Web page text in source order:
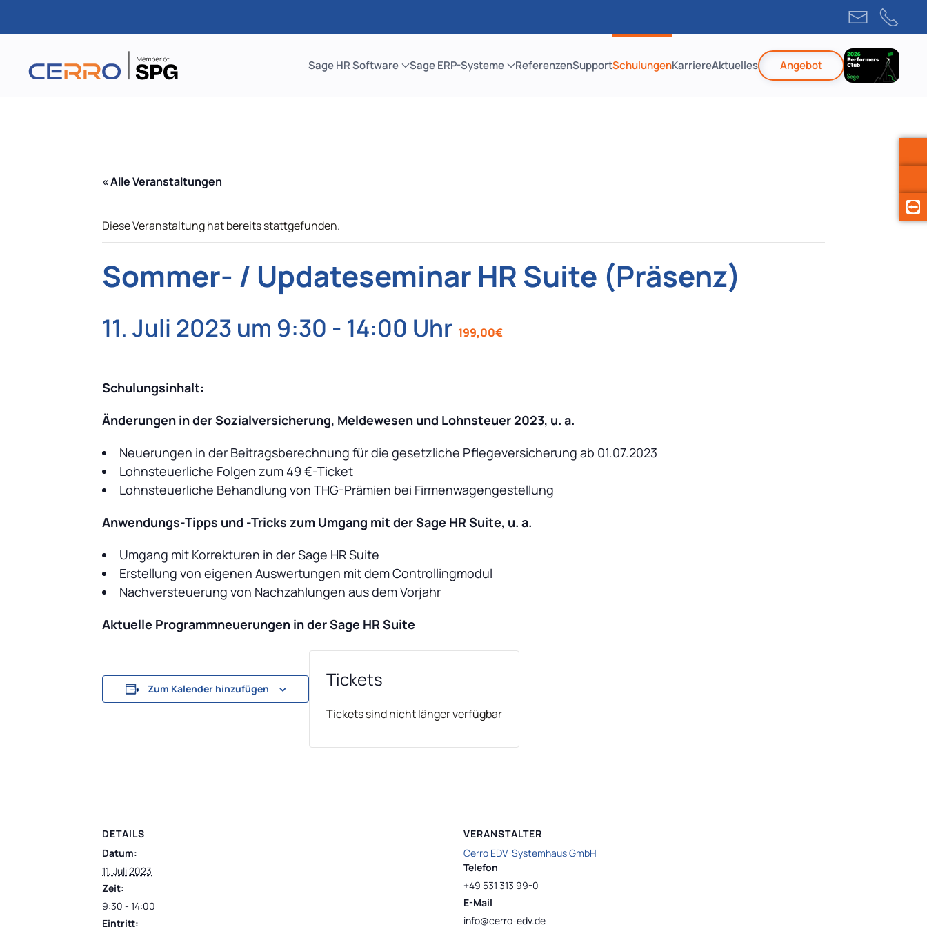
Zum
springen
Sage HR Software Sage ERP-Systeme ReferenzenSupportSchulungenKarriereAktuelles Angebot
« Alle Veranstaltungen
Diese Veranstaltung hat bereits stattgefunden.
Sommer- / Updateseminar HR Suite (Präsenz)
11. Juli 2023 um 9:30 - 14:00 199,00€
Schulungsinhalt:
Änderungen in der Sozialversicherung, Meldewesen und Lohnsteuer 2023, u. a.
Neuerungen in der Beitragsberechnung für die gesetzliche Pflegeversicherung ab 01.07.2023
Lohnsteuerliche Folgen zum 49 €-Ticket
Lohnsteuerliche Behandlung von THG-Prämien bei Firmenwagengestellung
Anwendungs-Tipps und -Tricks zum Umgang mit der Sage HR Suite, u. a.
Umgang mit Korrekturen in der Sage HR Suite
Erstellung von eigenen Auswertungen mit dem Controllingmodul
Nachversteuerung von Nachzahlungen aus dem Vorjahr
Aktuelle Programmneuerungen in der Sage HR Suite
Zum Kalender hinzufügen
DETAILS
Datum:
11. Juli 2023
Zeit:
9:30 - 14:00
Eintritt:
VERANSTALTER
Cerro EDV-Systemhaus GmbH
Telefon
+49 531 313 99-0
E-Mail
info@cerro-edv.de
Tickets
Tickets sind nicht länger verfügbar